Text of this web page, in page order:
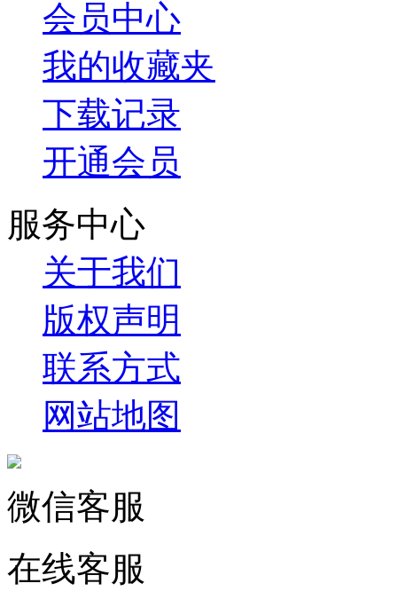
会员中心
我的收藏夹
下载记录
开通会员
服务中心
关于我们
版权声明
联系方式
网站地图
微信客服
在线客服